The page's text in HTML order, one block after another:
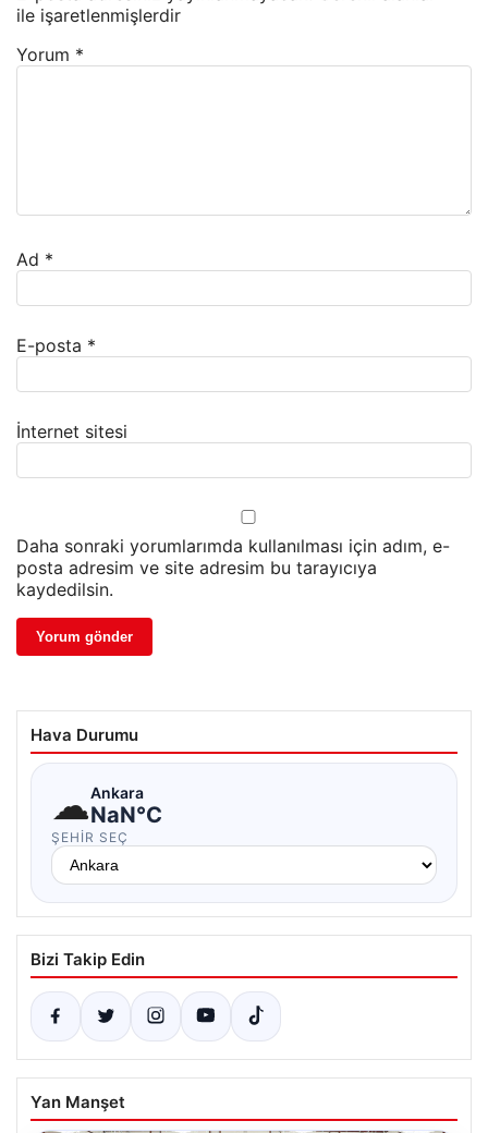
ile işaretlenmişlerdir
Yorum *
Ad *
E-posta *
İnternet sitesi
Daha sonraki yorumlarımda kullanılması için adım, e-
posta adresim ve site adresim bu tarayıcıya
kaydedilsin.
Hava Durumu
☁Ankara
NaN°C
ŞEHIR SEÇ
Bizi Takip Edin
Yan Manşet